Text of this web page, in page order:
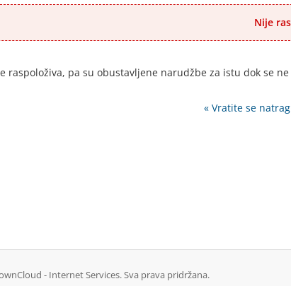
Nije
raspoloživa, pa su obustavljene narudžbe za istu dok se
« Vratite se
- Internet Services. Sva prava pridržana.